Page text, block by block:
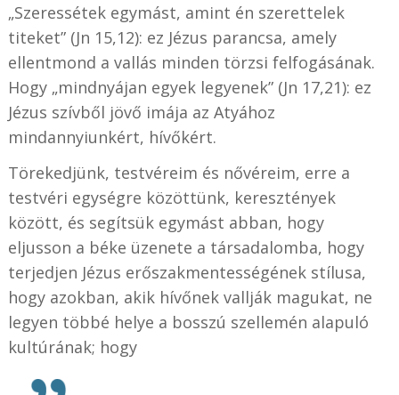
„Szeressétek egymást, amint én szerettelek
titeket” (Jn 15,12): ez Jézus parancsa, amely
ellentmond a vallás minden törzsi felfogásának.
Hogy „mindnyájan egyek legyenek” (Jn 17,21): ez
Jézus szívből jövő imája az Atyához
mindannyiunkért, hívőkért.
Törekedjünk, testvéreim és nővéreim, erre a
testvéri egységre közöttünk, keresztények
között, és segítsük egymást abban, hogy
eljusson a béke üzenete a társadalomba, hogy
terjedjen Jézus erőszakmentességének stílusa,
hogy azokban, akik hívőnek vallják magukat, ne
legyen többé helye a bosszú szellemén alapuló
kultúrának; hogy